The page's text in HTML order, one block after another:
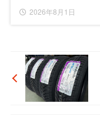
2026年8月1日